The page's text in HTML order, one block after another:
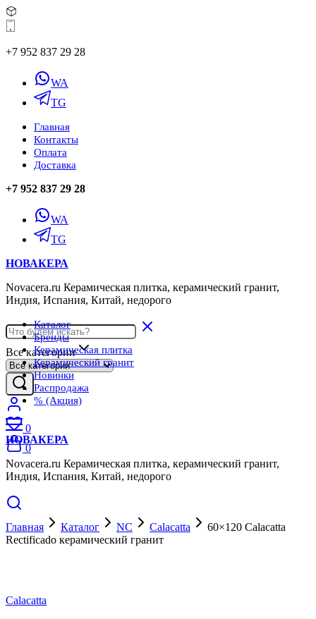
+7 952 837 29 28
WA
TG
Главная
Контакты
Оплата
Доставка
+7 952 837 29 28
WA
TG
НОВАКЕРА
Novacera.ru Керамическая плитка, керамический гранит,
Индия, Испания, Китай, недорого
Все категории
0
0
Каталог
Бренды
Керамическая плитка
Керамический гранит
Новинки
Распродажа
% (Акция)
НОВАКЕРА
Novacera.ru Керамическая плитка, керамический гранит,
Индия, Испания, Китай, недорого
Главная Каталог NC Calacatta
60×120 Calacatta
Rectificado керамический гранит
Calacatta